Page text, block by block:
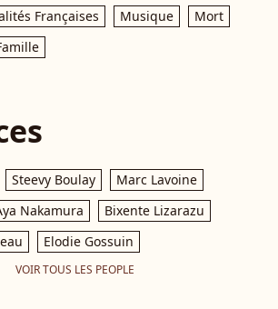
Françaises Musique
Mort
Steevy Boulay
Marc Lavoine
Nakamura
Bixente Lizarazu
Elodie Gossuin
VOIR TOUS LES PEOPLE